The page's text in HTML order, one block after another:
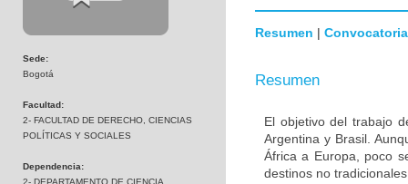
Sede:
Bogotá
Facultad:
2- FACULTAD DE DERECHO, CIENCIAS
POLÍTICAS Y SOCIALES
Dependencia:
2- DEPARTAMENTO DE CIENCIA
Resumen | Convocatoria
Resumen
El objetivo del trabajo
Argentina y Brasil.
África a Europa, poco
destinos no